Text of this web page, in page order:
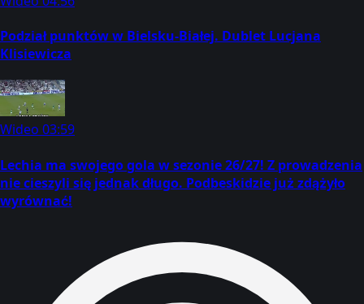
Podział punktów w Bielsku-Białej. Dublet Lucjana
Klisiewicza
Wideo 03:59
Lechia ma swojego gola w sezonie 26/27! Z prowadzenia
nie cieszyli się jednak długo. Podbeskidzie już zdążyło
wyrównać!